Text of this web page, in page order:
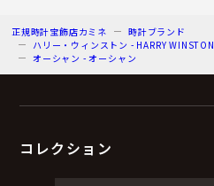
正規時計宝飾店カミネ
時計ブランド
ハリー・ウィンストン - HARRY WINSTON
オーシャン - オーシャン
コレクション